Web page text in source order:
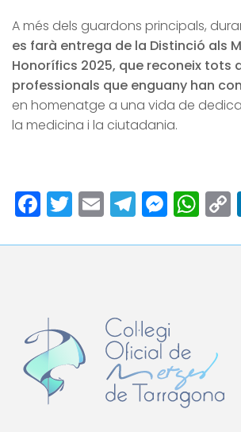
A més dels guardons principals,
es farà entrega de la Distinció als
Honorífics 2025, que reconeix tots
professionals que enguany han
en homenatge a una vida de
la medicina i la ciutadania.
Facebook
Twitter
Email